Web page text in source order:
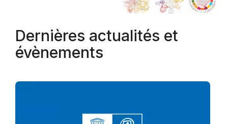
Dernières actualités et
évènements